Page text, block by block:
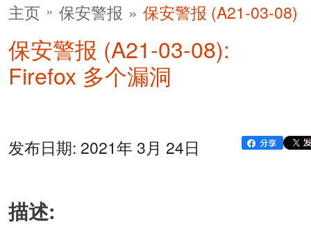
主页 保安警报 保安警报 (A21-03-08)
保安警报 (A21-03-08):
Firefox 多个漏洞
发布日期: 2021年 3月 24日
描述: